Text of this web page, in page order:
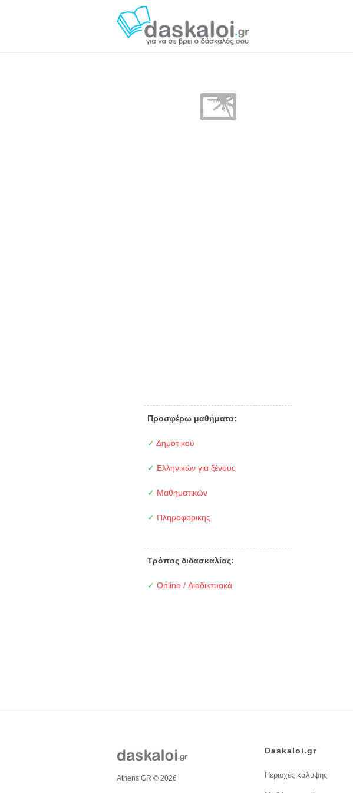
Προσφέρω μαθήματα:
✓ Δημοτικού
✓ Ελληνικών για ξένους
✓ Μαθηματικών
✓ Πληροφορικής
Τρόπος διδασκαλίας:
✓ Online / Διαδικτυακά
Athens GR © 2026
Daskaloi.gr
Περιοχές κάλυψης